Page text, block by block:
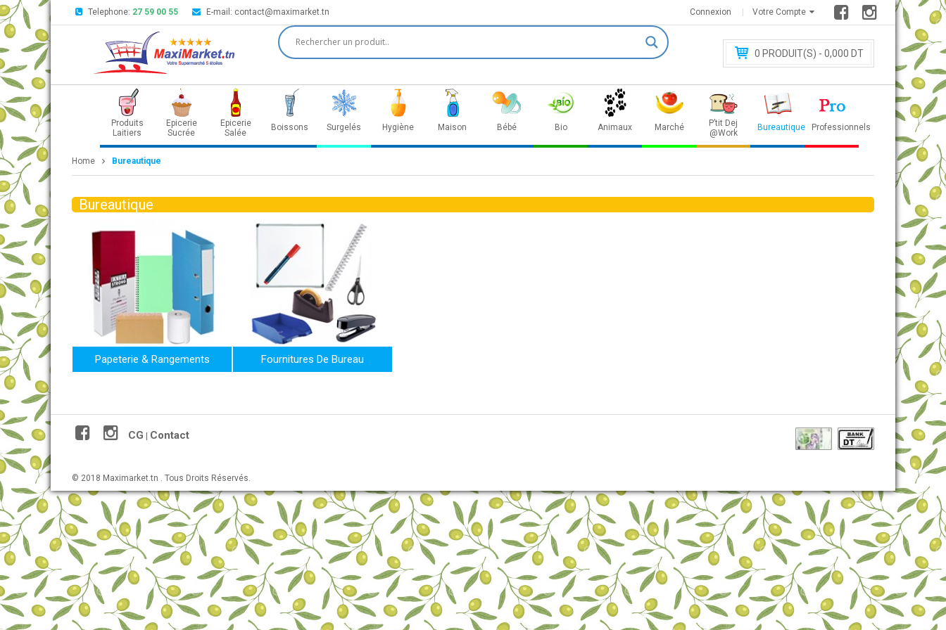
Telephone: 27 59 00 55 E-mail: contact@maximarket.tn Votre Compte
Connexion
0 PRODUIT(S) - 0,000 DT
Produits
Laitiers
Epicerie
Sucrée
Epicerie
Salée
Boissons Surgelés Hygiène Maison Bébé Bio Animaux Marché
P’tit Dej
@Work
Bureautique Professionnels
Home Bureautique
Bureautique
Papeterie & Rangements Fournitures De Bureau
CG Contact
© 2018 Maximarket.tn . Tous Droits Réservés.